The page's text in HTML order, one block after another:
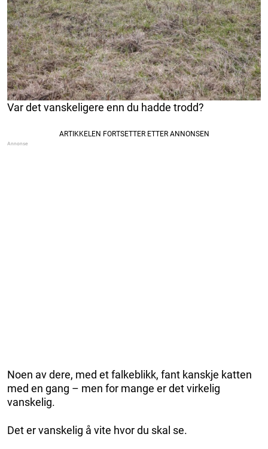
Var det vanskeligere enn du hadde trodd?
Noen av dere, med et falkeblikk, fant kanskje katten
med en gang – men for mange er det virkelig
vanskelig.
Det er vanskelig å vite hvor du skal se.